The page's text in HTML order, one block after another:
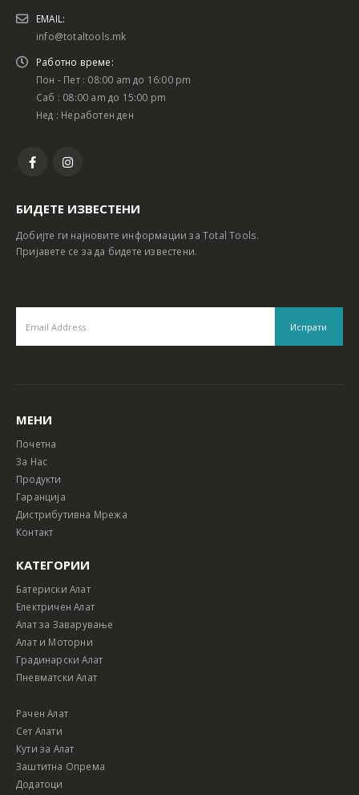
Батериски сет Ротирачки Чекан и Бормашина 20V
EMAIL:
info@totaltools.mk
Работно време:
Пон - Пет : 08:00 am до 16:00 pm
Саб : 08:00 am до 15:00 pm
Нед : Неработен ден
БИДЕТЕ ИЗВЕСТЕНИ
Добијте ги најновите информации за Total Tools.
Пријавете се за да бидете известени.
МЕНИ
Почетна
За Нас
Продукти
Гаранција
Дистрибутивна Мрежа
Контакт
КАТЕГОРИИ
Батериски Алат
Електричен Алат
Алат за Заварување
Алат и Моторни
Градинарски Алат
Пневматски Алат
Рачен Алат
Сет Алати
Кути за Алат
Заштитна Опрема
Додатоци